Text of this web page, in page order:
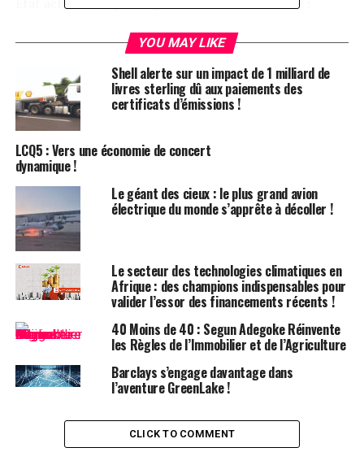
· Confus et inefficace pour les entreprises
· Multiplicité des normes et des indicateurs
· Accent mis sur les actions passées plutôt que sur les
stratégies futures
· Difficulté à mesurer les impacts réels sur les
personnes et l’environnement
· Absence de référence fiable pour les investisseurs afin
d’évaluer les risques et opportunités liés à la durabilité
ValuuCompass répond précisément à ces
problématiques.
Ce nouvel outil comble une lacune essentielle sur le
marché : l’absence d’un système holistique et
transparent pour évaluer les véritables impacts des
entreprises sur leurs parties prenantes et les risques de
durabilité qui en découlent. Au cœur de ce produit se
trouve le Modèle de Valeur, qui a intégré plus de 1 200
mesures d’impact provenant des principaux cadres ESG
des objectifs pour mesurer les impacts sur les parties
prenantes et la
création de valeur.
YOU MAY LIKE
Shell alerte sur un impact de 1 milliard de
livres sterling dû aux paiements des
certificats d’émissions !
LCQ5 : Vers une économie de concert
dynamique !
Le géant des cieux : le plus grand avion
électrique du monde s’apprête à décoller !
Le secteur des technologies climatiques en
Afrique : des champions indispensables pour
valider l’essor des financements récents !
40 Moins de 40 : Segun Adegoke Réinvente
les Règles de l’Immobilier et de l’Agriculture
Barclays s’engage davantage dans
l’aventure GreenLake !
CLICK TO COMMENT